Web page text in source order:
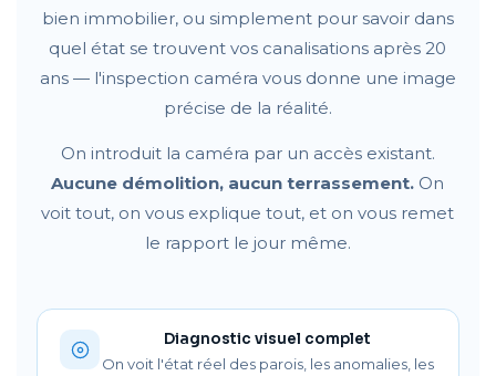
bien immobilier, ou simplement pour savoir dans
quel état se trouvent vos canalisations après 20
ans — l'inspection caméra vous donne une image
précise de la réalité.
On introduit la caméra par un accès existant.
Aucune démolition, aucun terrassement. On
voit tout, on vous explique tout, et on vous remet
le rapport le jour même.
Diagnostic visuel complet
On voit l'état réel des parois, les anomalies, les